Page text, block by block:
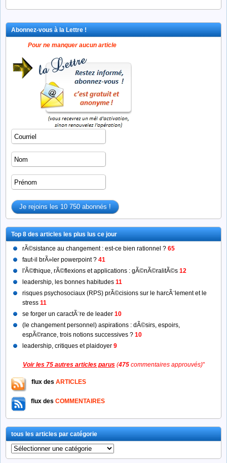
Abonnez-vous à la Lettre !
Pour ne manquer aucun article
Top 8 des articles les plus lus ce jour
rÃ©sistance au changement : est-ce bien rationnel ? 65
faut-il brÃ»ler powerpoint ? 41
l'Ã©thique, rÃ©flexions et applications : gÃ©nÃ©ralitÃ©s 12
leadership, les bonnes habitudes 11
risques psychosociaux (RPS) prÃ©cisions sur le harcÃ¨lement et le
stress 11
se forger un caractÃ¨re de leader 10
(le changement personnel) aspirations : dÃ©sirs, espoirs,
espÃ©rance, trois notions successives ? 10
leadership, critiques et plaidoyer 9
Voir les 75 autres articles parus (475commentaires approuvés)"
flux des ARTICLES
flux des COMMENTAIRES
tous les articles par catégorie
tous
les